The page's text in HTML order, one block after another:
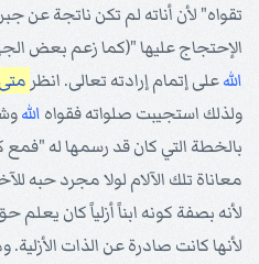
تقواه" لأن أناته لم تكن ناتجة عن
الإحتجاج عليها "(كما زعم بعض
اللهعلى إتمام إرادته تعالى. انظر متى 38:27
ولذلك استجيبت صلواته فقواه الله
بالخطة التي كان قد رسمها له "فمع
معاناة تلك الآلام لولا مجرد حبه
لأنه بصفة كونه ابناً أزلياً كان يعلم
لأنها كانت صادرة عن الذات